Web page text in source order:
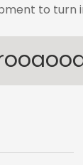
to turn